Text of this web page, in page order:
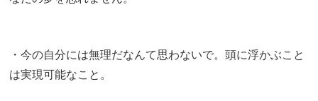
・今の自分には無理だなんて思わないで。頭に浮かぶこと
は実現可能なこと。